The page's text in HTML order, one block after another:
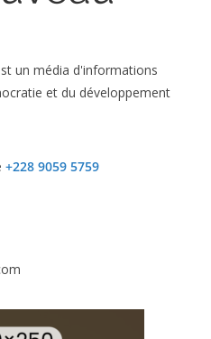
un média d'informations
et du développement
+228 9059 5759